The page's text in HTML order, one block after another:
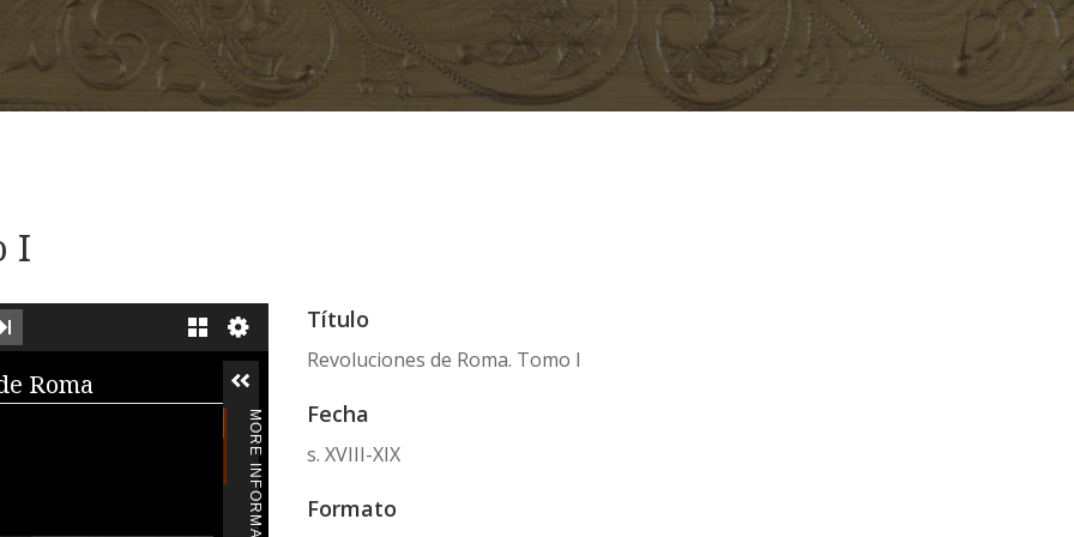
I
IMAGE GALLERY
Roma
MORE INFORMATION
Título
Revoluciones de Roma. Tomo I
Fecha
s. XVIII-XIX
Formato